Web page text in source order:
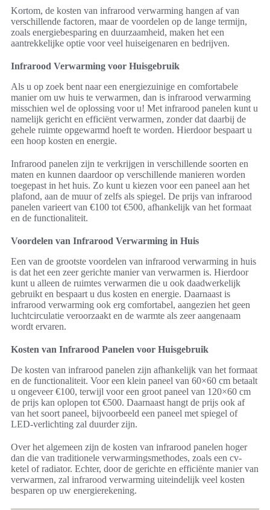
Kortom, de kosten van infrarood verwarming hangen af van
verschillende factoren, maar de voordelen op de lange termijn,
zoals energiebesparing en duurzaamheid, maken het een
aantrekkelijke optie voor veel huiseigenaren en bedrijven.
Infrarood Verwarming voor Huisgebruik
Als u op zoek bent naar een energiezuinige en comfortabele
manier om uw huis te verwarmen, dan is infrarood verwarming
misschien wel de oplossing voor u! Met infrarood panelen kunt u
namelijk gericht en efficiënt verwarmen, zonder dat daarbij de
gehele ruimte opgewarmd hoeft te worden. Hierdoor bespaart u
een hoop kosten en energie.
Infrarood panelen zijn te verkrijgen in verschillende soorten en
maten en kunnen daardoor op verschillende manieren worden
toegepast in het huis. Zo kunt u kiezen voor een paneel aan het
plafond, aan de muur of zelfs als spiegel. De prijs van infrarood
panelen varieert van €100 tot €500, afhankelijk van het formaat
en de functionaliteit.
Voordelen van Infrarood Verwarming in Huis
Een van de grootste voordelen van infrarood verwarming in huis
is dat het een zeer gerichte manier van verwarmen is. Hierdoor
kunt u alleen de ruimtes verwarmen die u ook daadwerkelijk
gebruikt en bespaart u dus kosten en energie. Daarnaast is
infrarood verwarming ook erg comfortabel, aangezien het geen
luchtcirculatie veroorzaakt en de warmte als zeer aangenaam
wordt ervaren.
Kosten van Infrarood Panelen voor Huisgebruik
De kosten van infrarood panelen zijn afhankelijk van het formaat
en de functionaliteit. Voor een klein paneel van 60×60 cm betaalt
u ongeveer €100, terwijl voor een groot paneel van 120×60 cm
de prijs kan oplopen tot €500. Daarnaast hangt de prijs ook af
van het soort paneel, bijvoorbeeld een paneel met spiegel of
LED-verlichting zal duurder zijn.
Over het algemeen zijn de kosten van infrarood panelen hoger
dan die van traditionele verwarmingsmethodes, zoals een cv-
ketel of radiator. Echter, door de gerichte en efficiënte manier van
verwarmen, zal infrarood verwarming uiteindelijk veel kosten
besparen op uw energierekening.